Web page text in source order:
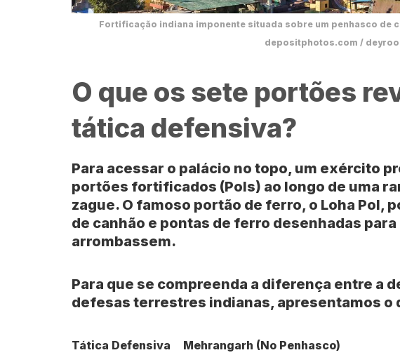
Fortificação indiana imponente situada sobre um penhasco de
depositphotos.com /
O que os sete portões
tática defensiva?
Para acessar o palácio no topo, um exército
portões fortificados (Pols) ao longo de uma
zague. O famoso portão de ferro, o Loha Pol,
de canhão e pontas de ferro desenhadas
arrombassem.
Para que se compreenda a diferença entre a
defesas terrestres indianas, apresentamos o
Tática Defensiva Mehrangarh (No Penhasco)